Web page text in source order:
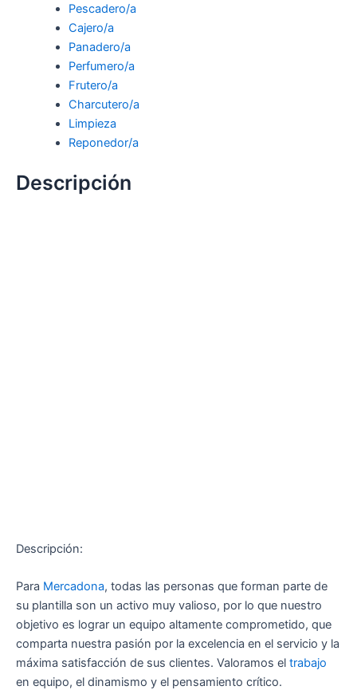
Pescadero/a
Cajero/a
Panadero/a
Perfumero/a
Frutero/a
Charcutero/a
Limpieza
Reponedor/a
Descripción
Descripción:
Para Mercadona, todas las personas que forman parte de
su plantilla son un activo muy valioso, por lo que nuestro
objetivo es lograr un equipo altamente comprometido, que
comparta nuestra pasión por la excelencia en el servicio y la
máxima satisfacción de sus clientes. Valoramos el trabajo
en equipo, el dinamismo y el pensamiento crítico.